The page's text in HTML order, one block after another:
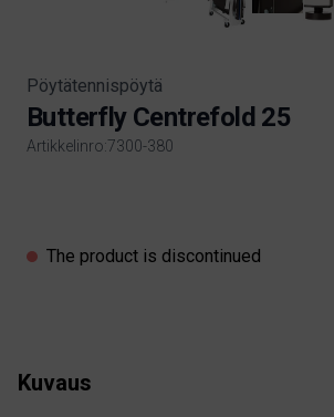
Pöytätennispöytä
Butterfly Centrefold 25
Artikkelinro:7300-380
The product is discontinued
Kuvaus